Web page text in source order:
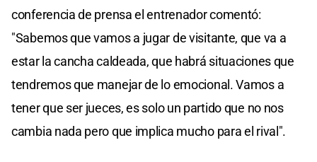
conferencia de prensa el entrenador comentó:
"Sabemos que vamos a jugar de visitante, que va a
estar la cancha caldeada, que habrá situaciones que
tendremos que manejar de lo emocional. Vamos a
tener que ser jueces, es solo un partido que no nos
cambia nada pero que implica mucho para el rival".